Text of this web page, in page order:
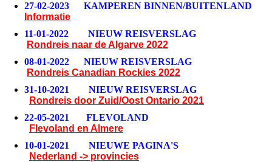
27-02-2023 KAMPEREN BINNEN/BUITENLAND
Informatie
11-01-2022 NIEUW REISVERSLAG
Rondreis naar de Algarve 2022
08-01-2022 NIEUW REISVERSLAG
Rondreis Canadian Rockies 2022
31-10-2021 NIEUW REISVERSLAG
Rondreis door Zuid/Oost Ontario 2021
22-05-2021 FLEVOLAND
Flevoland en Almere
10-01-2021 NIEUWE PAGINA'S
Nederland -> provincies